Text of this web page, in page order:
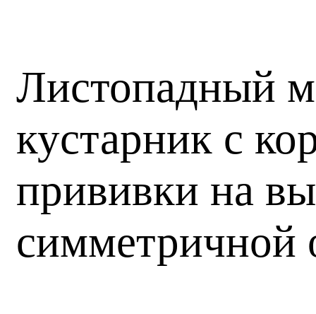
Листопадный
кустарник с
прививки на
симметричной